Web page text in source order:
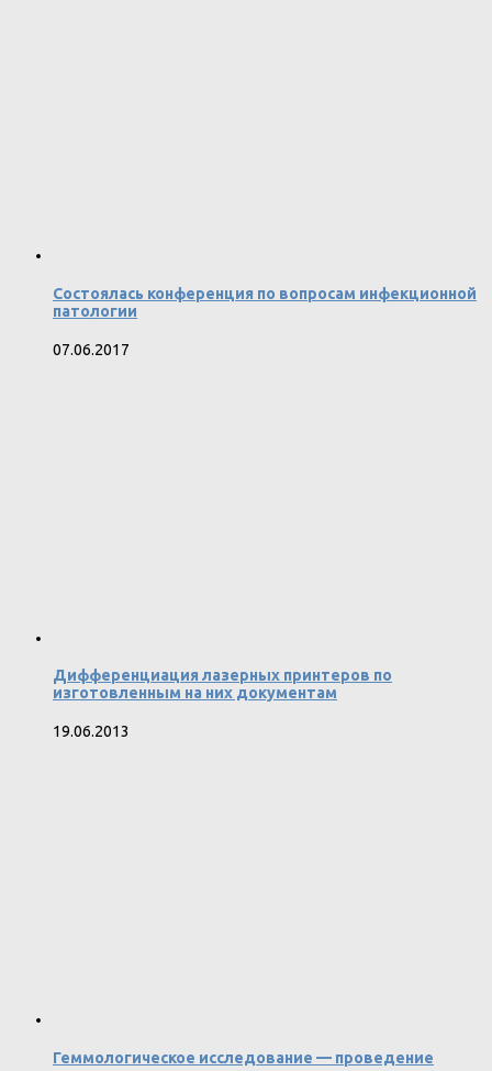
Состоялась конференция по вопросам инфекционной
патологии
07.06.2017
Дифференциация лазерных принтеров по
изготовленным на них документам
19.06.2013
Геммологическое исследование — проведение